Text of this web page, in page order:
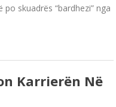
skuadrës “bardhezi” nga
Karrierën Në